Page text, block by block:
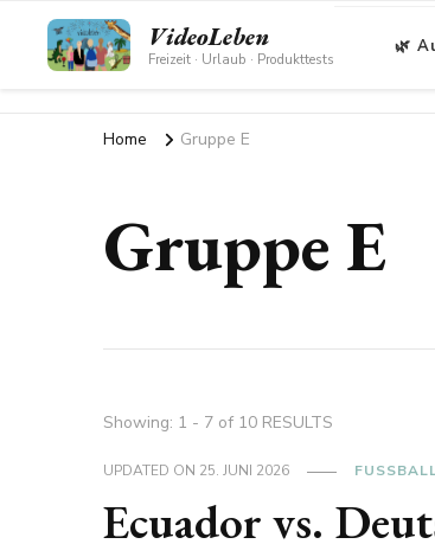
VideoLeben
Freizeit · Urlaub · Produkttests
🌿
Home Gruppe E
Gruppe E
Showing: 1 - 7 of 10 RESULTS
UPDATED ON 25. JUNI 2026 FUSSBALL
Ecuador vs.